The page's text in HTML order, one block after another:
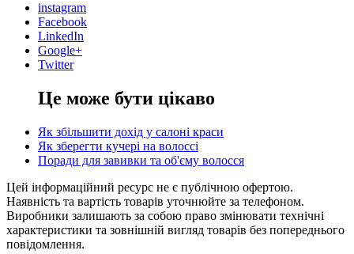
instagram
Facebook
LinkedIn
Google+
Twitter
Це може бути цікаво
Як збільшити дохід у салоні краси
Як зберегти кучері на волоссі
Поради для завивки та об'єму волосся
Цей інформаційний ресурс не є публічною офертою.
Наявність та вартість товарів уточнюйте за телефоном.
Виробники залишають за собою право змінювати технічні
характеристики та зовнішній вигляд товарів без попереднього
повідомлення.